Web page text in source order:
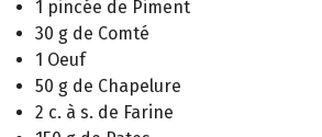
1 pincée de Piment
30 g de Comté
1 Oeuf
50 g de Chapelure
2 c. à s. de Farine